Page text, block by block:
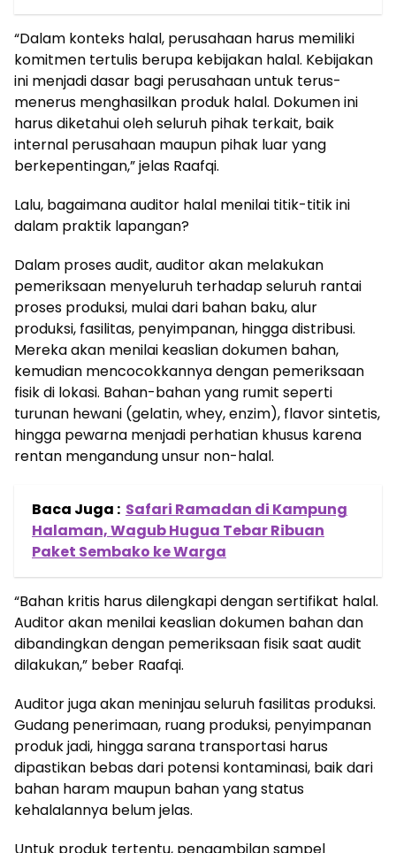
“Dalam konteks halal, perusahaan harus memiliki
komitmen tertulis berupa kebijakan halal. Kebijakan
ini menjadi dasar bagi perusahaan untuk terus-
menerus menghasilkan produk halal. Dokumen ini
harus diketahui oleh seluruh pihak terkait, baik
internal perusahaan maupun pihak luar yang
berkepentingan,” jelas Raafqi.
Lalu, bagaimana auditor halal menilai titik-titik ini
dalam praktik lapangan?
Dalam proses audit, auditor akan melakukan
pemeriksaan menyeluruh terhadap seluruh rantai
proses produksi, mulai dari bahan baku, alur
produksi, fasilitas, penyimpanan, hingga distribusi.
Mereka akan menilai keaslian dokumen bahan,
kemudian mencocokkannya dengan pemeriksaan
fisik di lokasi. Bahan-bahan yang rumit seperti
turunan hewani (gelatin, whey, enzim), flavor sintetis,
hingga pewarna menjadi perhatian khusus karena
rentan mengandung unsur non-halal.
Baca Juga : Safari Ramadan di Kampung
Halaman, Wagub Hugua Tebar Ribuan
Paket Sembako ke Warga
“Bahan kritis harus dilengkapi dengan sertifikat halal.
Auditor akan menilai keaslian dokumen bahan dan
dibandingkan dengan pemeriksaan fisik saat audit
dilakukan,” beber Raafqi.
Auditor juga akan meninjau seluruh fasilitas produksi.
Gudang penerimaan, ruang produksi, penyimpanan
produk jadi, hingga sarana transportasi harus
dipastikan bebas dari potensi kontaminasi, baik dari
bahan haram maupun bahan yang status
kehalalannya belum jelas.
Untuk produk tertentu, pengambilan sampel